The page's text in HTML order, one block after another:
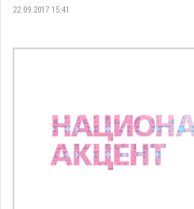
22.09.2017 15:41